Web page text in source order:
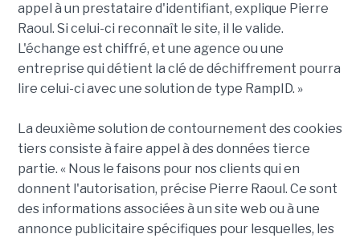
appel à un prestataire d'identifiant, explique Pierre
Raoul. Si celui-ci reconnaît le site, il le valide.
L'échange est chiffré, et une agence ou une
entreprise qui détient la clé de déchiffrement pourra
lire celui-ci avec une solution de type RampID. »
La deuxième solution de contournement des cookies
tiers consiste à faire appel à des données tierce
partie. « Nous le faisons pour nos clients qui en
donnent l'autorisation, précise Pierre Raoul. Ce sont
des informations associées à un site web ou à une
annonce publicitaire spécifiques pour lesquelles, les